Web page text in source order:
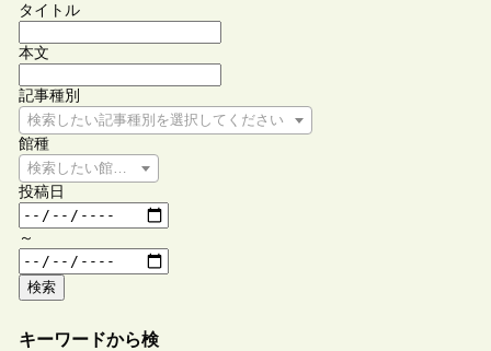
タイトル
本文
記事種別
検索したい記事種別を選択してください
館種
検索したい館種を選択してください
投稿日
～
検索
キーワードから検